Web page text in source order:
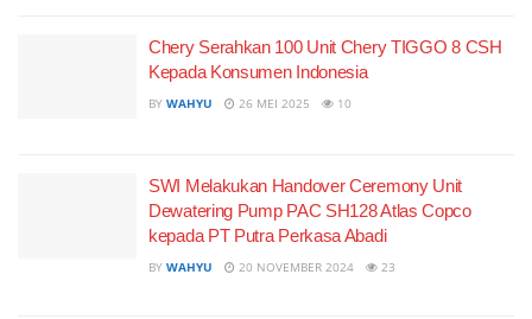
Chery Serahkan 100 Unit Chery TIGGO 8 CSH
Kepada Konsumen Indonesia
BY WAHYU 26 MEI 2025 10
SWI Melakukan Handover Ceremony Unit
Dewatering Pump PAC SH128 Atlas Copco
kepada PT Putra Perkasa Abadi
BY WAHYU 20 NOVEMBER 2024 23